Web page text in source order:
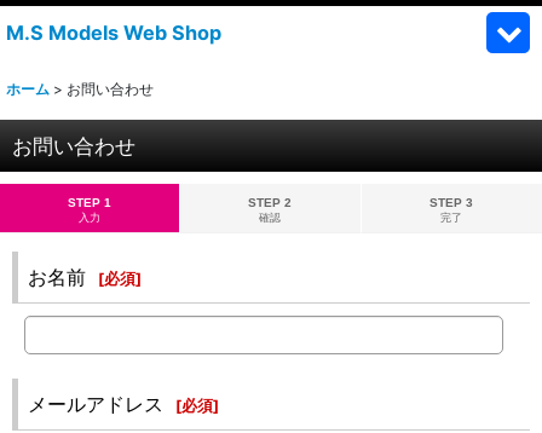
M.S Models Web Shop
ホーム > お問い合わせ
お問い合わせ
STEP 1
入力
STEP 2
確認
STEP 3
完了
お名前 [必須]
メールアドレス [必須]